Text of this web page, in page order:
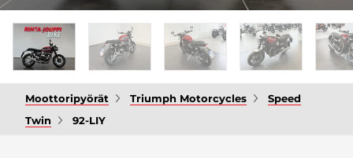
Moottoripyörät Triumph Motorcycles
Speed
Twin
92-LIY